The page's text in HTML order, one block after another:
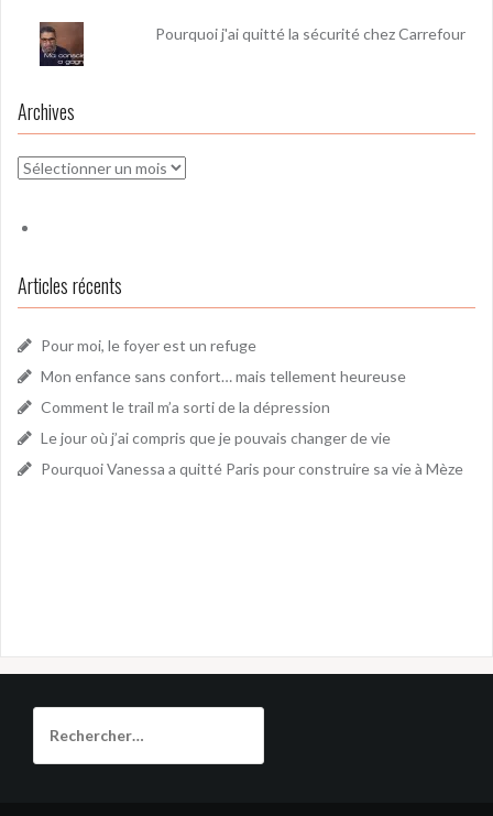
Pourquoi j'ai quitté la sécurité chez Carrefour
Archives
Archives
Articles récents
Pour moi, le foyer est un refuge
Mon enfance sans confort… mais tellement heureuse
Comment le trail m’a sorti de la dépression
Le jour où j’ai compris que je pouvais changer de vie
Pourquoi Vanessa a quitté Paris pour construire sa vie à Mèze